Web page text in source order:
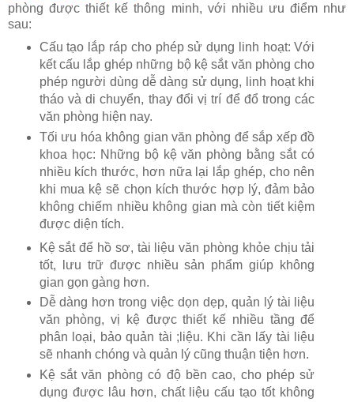
phòng được thiết kế thông minh, với nhiều ưu điểm như
sau:
Cấu tạo lắp ráp cho phép sử dụng linh hoạt: Với
kết cấu lắp ghép những bộ kệ sắt văn phòng cho
phép người dùng dễ dàng sử dụng, linh hoạt khi
tháo và di chuyển, thay đổi vị trí để đổ trong các
văn phòng hiện nay.
Tối ưu hóa không gian văn phòng để sắp xếp đồ
khoa học: Những bộ kệ văn phòng bằng sắt có
nhiều kích thước, hơn nữa lại lắp ghép, cho nên
khi mua kệ sẽ chọn kích thước hợp lý, đảm bảo
không chiếm nhiều không gian mà còn tiết kiệm
được diện tích.
Kệ sắt để hồ sơ, tài liệu văn phòng khỏe chịu tải
tốt, lưu trữ được nhiều sản phẩm giúp không
gian gọn gàng hơn.
Dễ dàng hơn trong việc dọn dẹp, quản lý tài liệu
văn phòng, vị kệ được thiết kế nhiều tầng để
phân loại, bảo quản tài ;liệu. Khi cần lấy tài liệu
sẽ nhanh chóng và quản lý cũng thuận tiện hơn.
Kệ sắt văn phòng có độ bền cao, cho phép sử
dụng được lâu hơn, chất liệu cấu tạo tốt không